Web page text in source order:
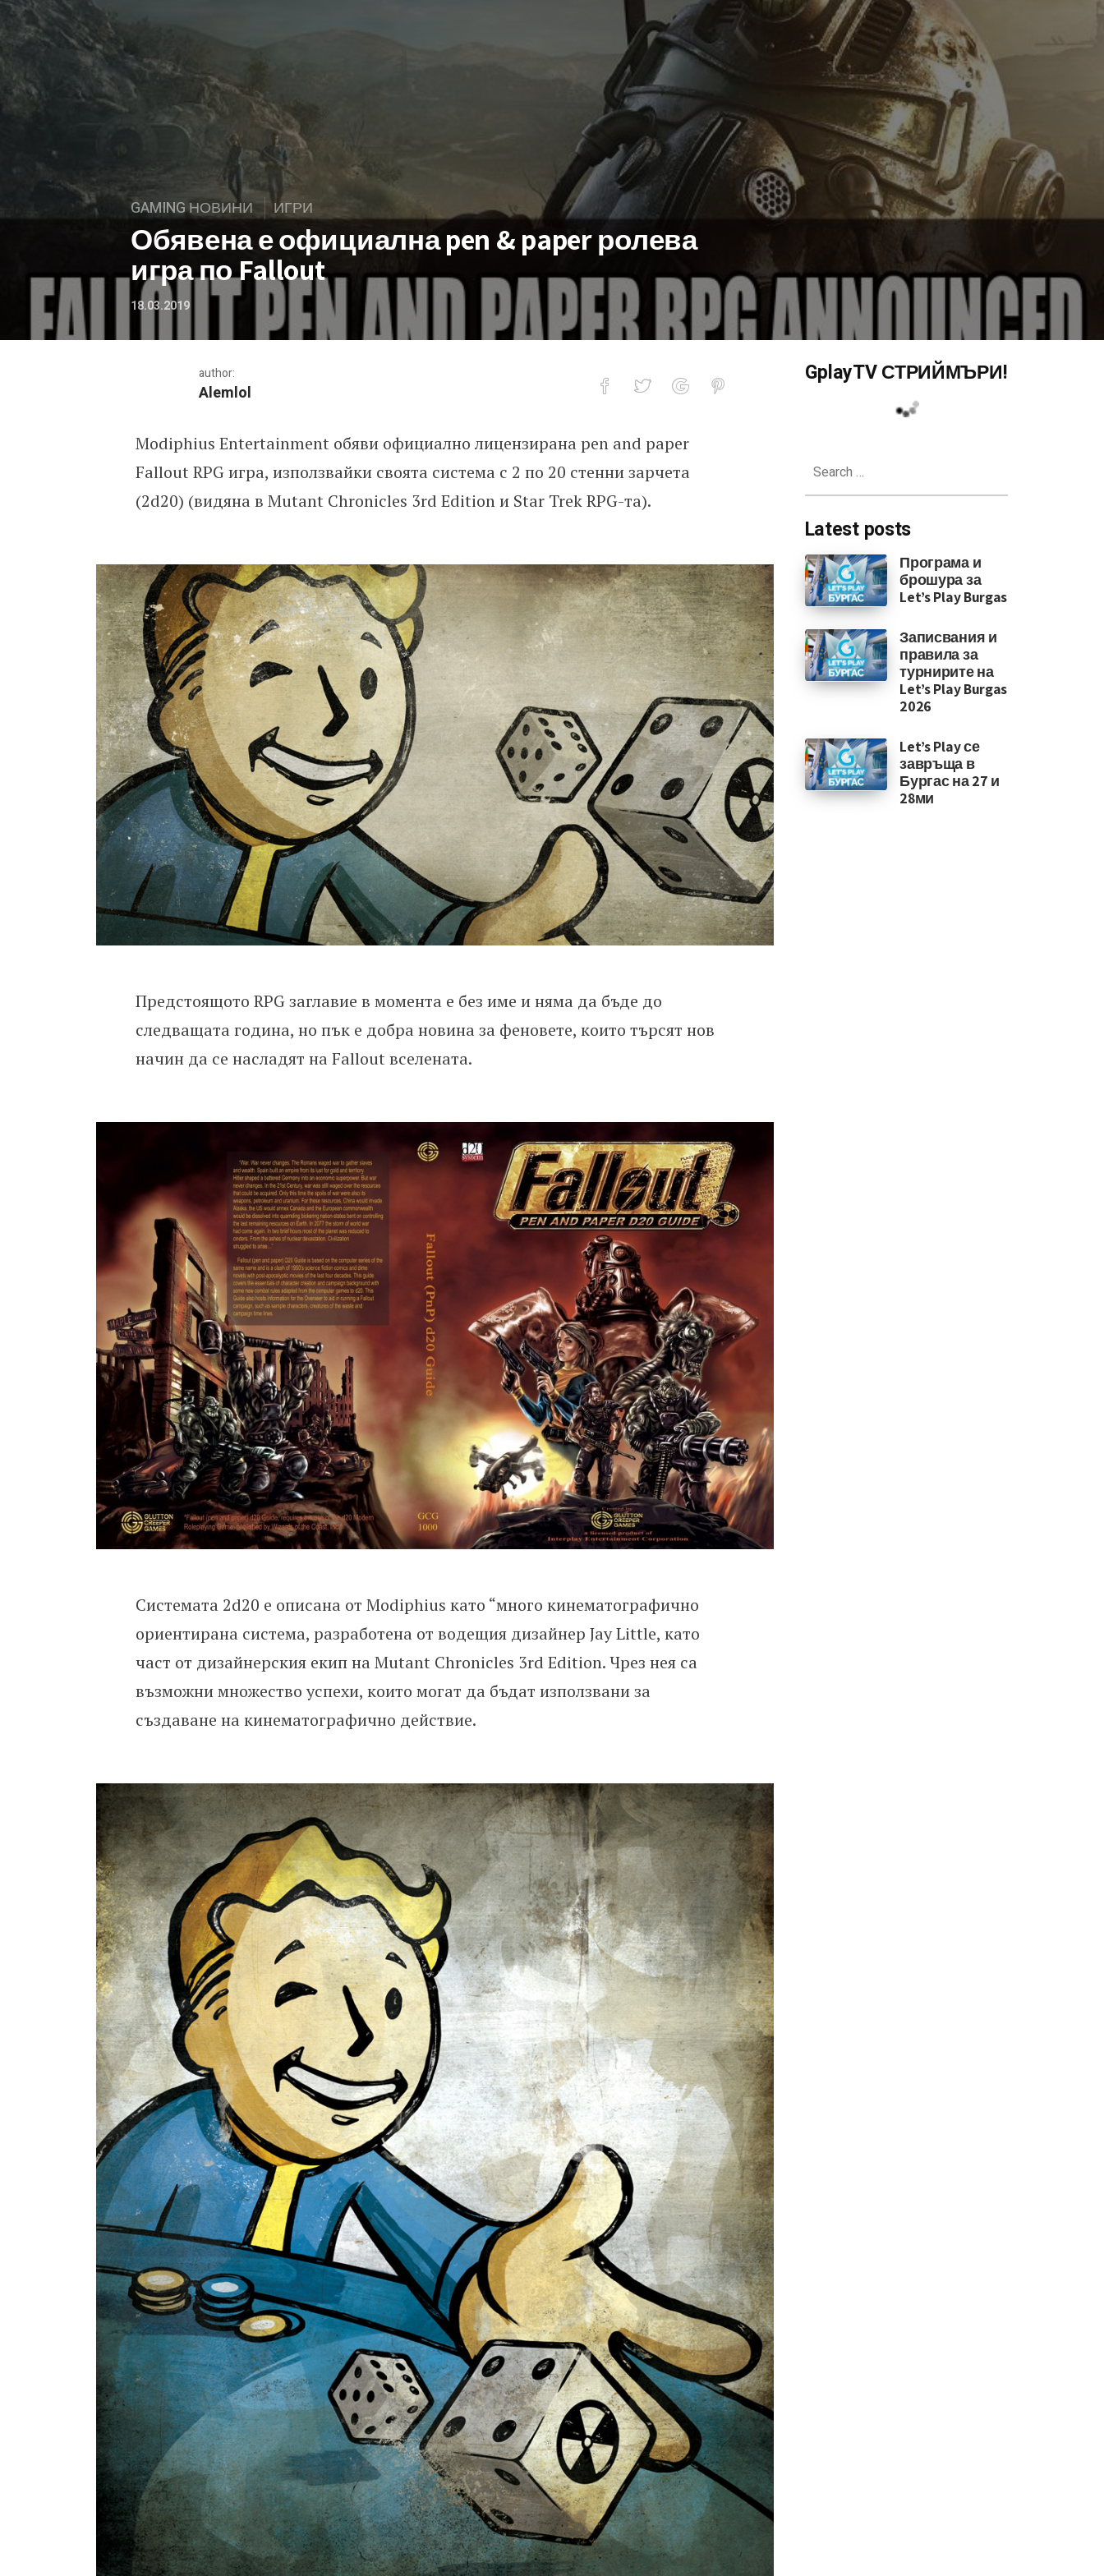
GAMING НОВИНИ ИГРИ
Обявена е официална pen & paper ролева
игра по Fallout
18.03.2019
author:
Alemlol
Обявена е официална pen & paper ролева игра по Fallout
Modiphius Entertainment обяви официално лицензирана pen and paper
Fallout RPG игра, използвайки своята система с 2 по 20 стенни зарчета
(2d20) (видяна в Mutant Chronicles 3rd Edition и Star Trek RPG-та).
Предстоящото RPG заглавие в момента е без име и няма да бъде до
следващата година, но пък е добра новина за феновете, които търсят нов
начин да се насладят на Fallout вселената.
Системата 2d20 е описана от Modiphius като “много кинематографично
ориентирана система, разработена от водещия дизайнер Jay Little, като
част от дизайнерския екип на Mutant Chronicles 3rd Edition. Чрез нея са
възможни множество успехи, които могат да бъдат използвани за
създаване на кинематографично действие.
GplayTV СТРИЙМЪРИ!
for:
Latest posts
Програма и
брошура за
Let’s Play Burgas
Записвания и
правила за
турнирите на
Let’s Play Burgas
2026
Let’s Play се
завръща в
Бургас на 27 и
28ми